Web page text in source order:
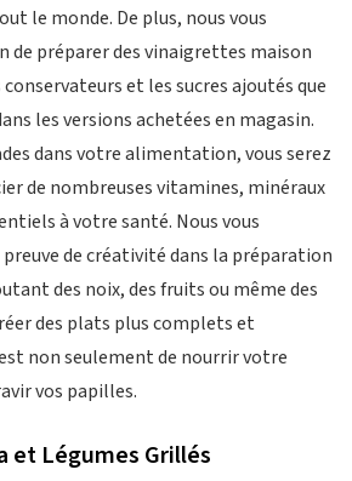
le monde. De plus, nous vous
de préparer des vinaigrettes maison
et les sucres ajoutés que
les versions achetées en magasin.
dans votre alimentation, vous serez
de nombreuses vitamines, minéraux
à votre santé. Nous vous
de créativité dans la préparation
des noix, des fruits ou même des
des plats plus complets et
non seulement de nourrir votre
vos papilles.
et Légumes Grillés